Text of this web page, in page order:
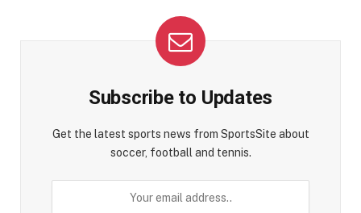
Subscribe to Updates
Get the latest sports news from SportsSite about
soccer, football and tennis.